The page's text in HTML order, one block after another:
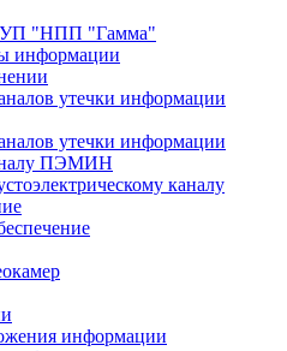
"НПП "Гамма"
информации
утечки информации
утечки информации
ПЭМИН
каналу
информации